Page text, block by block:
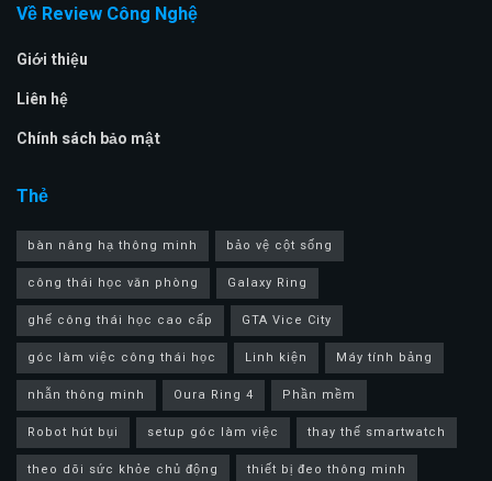
Về Review Công Nghệ
Giới thiệu
Liên hệ
Chính sách bảo mật
Thẻ
bàn nâng hạ thông minh
bảo vệ cột sống
công thái học văn phòng
Galaxy Ring
ghế công thái học cao cấp
GTA Vice City
góc làm việc công thái học
Linh kiện
Máy tính bảng
nhẫn thông minh
Oura Ring 4
Phần mềm
Robot hút bụi
setup góc làm việc
thay thế smartwatch
theo dõi sức khỏe chủ động
thiết bị đeo thông minh